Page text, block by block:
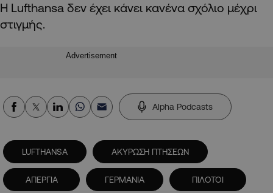
Η Lufthansa δεν έχει κάνει κανένα σχόλιο μέχρι
στιγμής.
Advertisement
Alpha Podcasts
LUFTHANSA ΑΚΥΡΩΣΗ ΠΤΗΣΕΩΝ
ΑΠΕΡΓΙΑ ΓΕΡΜΑΝΙΑ ΠΙΛΟΤΟΙ